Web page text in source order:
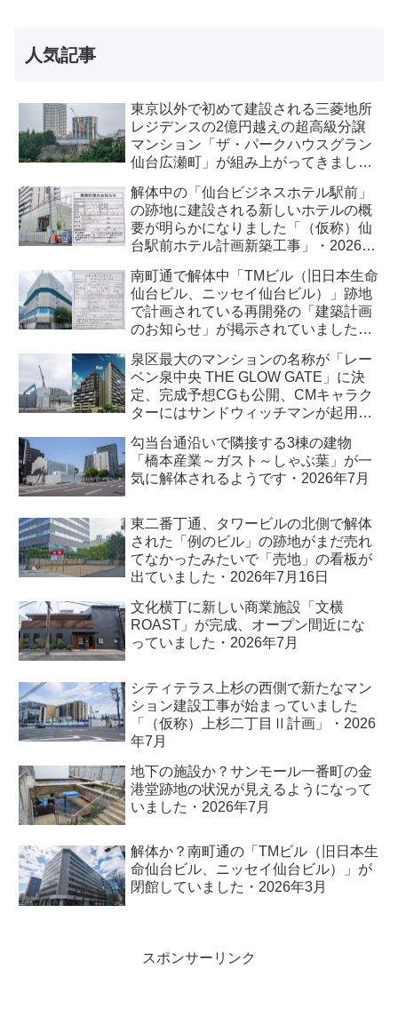
人気記事
東京以外で初めて建設される三菱地所
レジデンスの2億円越えの超高級分譲
マンション「ザ・パークハウスグラン
仙台広瀬町」が組み上がってきまし
解体中の「仙台ビジネスホテル駅前」
の跡地に建設される新しいホテルの概
要が明らかになりました「（仮称）仙
台駅前ホテル計画新築工事」・2026年
南町通で解体中「TMビル（旧日本生命
仙台ビル、ニッセイ仙台ビル）」跡地
で計画されている再開発の「建築計画
のお知らせ」が掲示されていました・
泉区最大のマンションの名称が「レー
ベン泉中央 THE GLOW GATE」に決
定、完成予想CGも公開、CMキャラク
ターにはサンドウィッチマンが起用さ
勾当台通沿いで隣接する3棟の建物
「橋本産業～ガスト～しゃぶ葉」が一
気に解体されるようです・2026年7月
東二番丁通、タワービルの北側で解体
された「例のビル」の跡地がまだ売れ
てなかったみたいで「売地」の看板が
出ていました・2026年7月16日
文化横丁に新しい商業施設「文横
ROAST」が完成、オープン間近にな
っていました・2026年7月
シティテラス上杉の西側で新たなマン
ション建設工事が始まっていました
「（仮称）上杉二丁目Ⅱ計画」・2026
年7月
地下の施設か？サンモール一番町の金
港堂跡地の状況が見えるようになって
いました・2026年7月
解体か？南町通の「TMビル（旧日本生
命仙台ビル、ニッセイ仙台ビル）」が
閉館していました・2026年3月
スポンサーリンク